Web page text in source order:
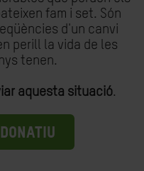
fam i set. Són
d'un canvi
perill la vida de les
tenen.
aquesta situació.